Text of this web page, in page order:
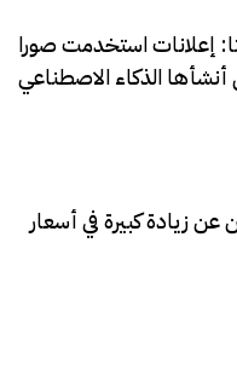
إعلانات استخدمت صورا
الذكاء الاصطناعي
زيادة كبيرة في أسعار